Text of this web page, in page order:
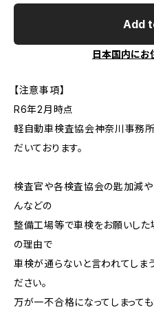
Add
日本国内にお
【注意事項】
R6年2月時点
軽自動車検査協会神奈川事務
だいております。
検査官や各検査協会の匙加減や
んなどの
整備工場等で車検をお願いした
の理由で
車検が通らないと言われてしま
ださい。
万が一不合格になってしまって